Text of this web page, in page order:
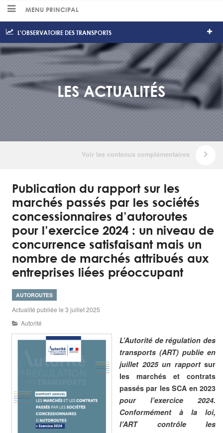
MENU PRINCIPAL
L'OBSERVATOIRE DES TRANSPORTS
LES ACTUALITÉS
Publication du rapport sur les
marchés passés par les sociétés
concessionnaires d’autoroutes
pour l’exercice 2024 : un niveau de
concurrence satisfaisant mais un
nombre de marchés attribués aux
entreprises liées préoccupant
AUTOROUTES
Actualité publiée le 3 juillet 2025
Autorité
L’Autorité de régulation des
transports (ART) publie en
juillet 2025 un rapport sur
les marchés et contrats
passés par les SCA en 2023
pour l’exercice 2024.
Conformément à la loi,
l’ART contrôle les